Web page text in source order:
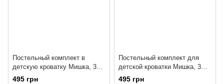
Постельный комплект в
детскую кроватку Мишка, 3
предмета
495 грн
Постельный комплект для
детской кроватки Мишка, 3
предмета
495 грн